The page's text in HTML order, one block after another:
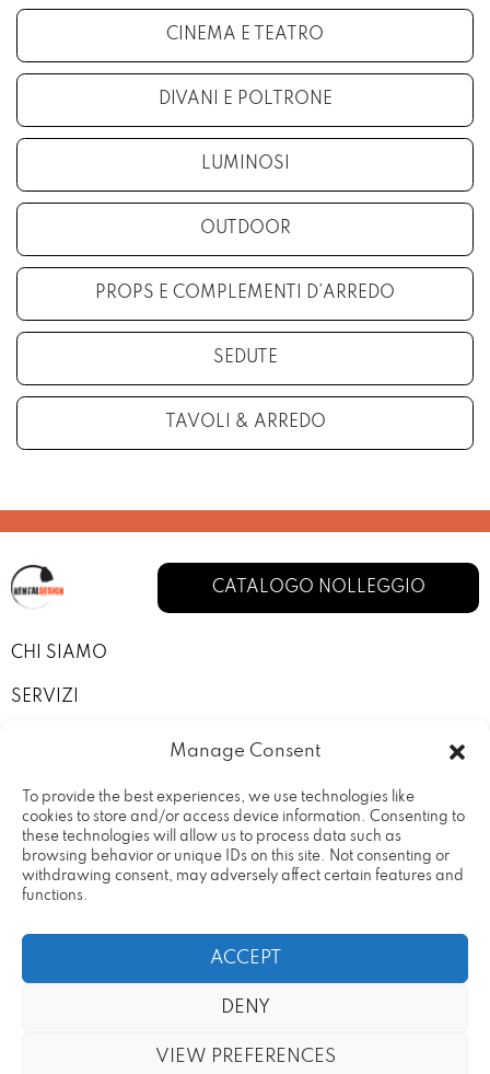
Manage Consent
To provide the best experiences, we use technologies like
cookies to store and/or access device information. Consenting to
these technologies will allow us to process data such as
browsing behavior or unique IDs on this site. Not consenting or
withdrawing consent, may adversely affect certain features and
functions.
ACCEPT
DENY
VIEW PREFERENCES
CINEMA E TEATRO
DIVANI E POLTRONE
LUMINOSI
OUTDOOR
PROPS E COMPLEMENTI D’ARREDO
SEDUTE
TAVOLI & ARREDO
CATALOGO NOLLEGGIO
CHI SIAMO
SERVIZI
I NOSTRI ALLESTIMENTI
CONTATTI
PRIVACY POLICY
TERMINI E CONDIZIONI
20090 – Vimodrone (MI) Partita